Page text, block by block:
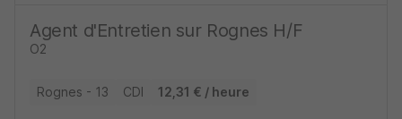
Agent d'Entretien sur Rognes H/F
O2
Rognes - 13 CDI 12,31 € / heure